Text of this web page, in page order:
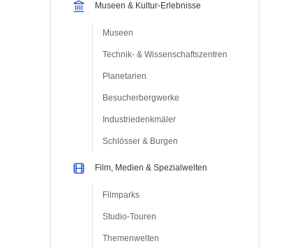
Museen & Kultur-Erlebnisse
Museen
Technik- & Wissenschaftszentren
Planetarien
Besucherbergwerke
Industriedenkmäler
Schlösser & Burgen
Film, Medien & Spezialwelten
Filmparks
Studio-Touren
Themenwelten